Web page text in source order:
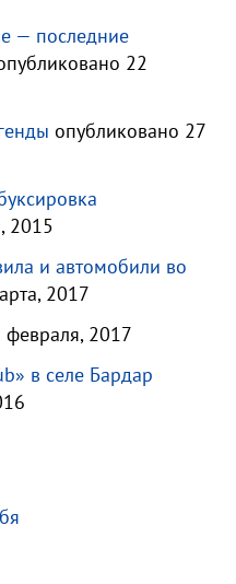
— последние
22
опубликовано 27
2015
и автомобили во
2017
2017
в селе Бардар